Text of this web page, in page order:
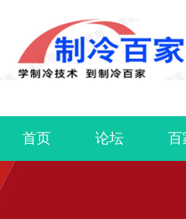
首页 论坛 百